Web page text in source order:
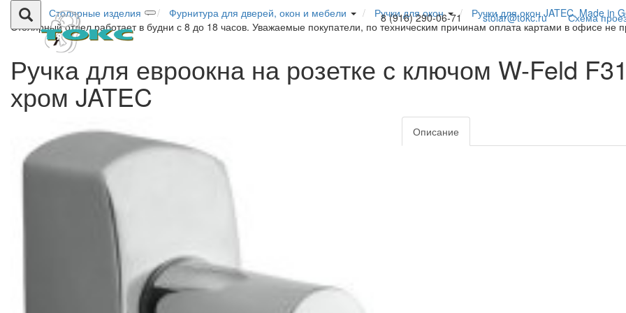
8 (916) 290-06-71 stolar@tokc.ru Схема
Столярные изделия Фурнитура для дверей, окон и мебели Ручки для окон Ручки для окон JATEC, Made in
Столярный отдел работает в будни с 8 до 18 часов. Уважаемые покупатели, по техническим причинам оплата картами в офисе не
Ручка для евроокна на розетке с ключом W-Feld
хром JATEC
Описание